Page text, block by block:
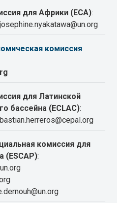
для Африки (ECA):
комиссия
для Латинской
бассейна (ECLAC):
комиссия для
(ESCAP):